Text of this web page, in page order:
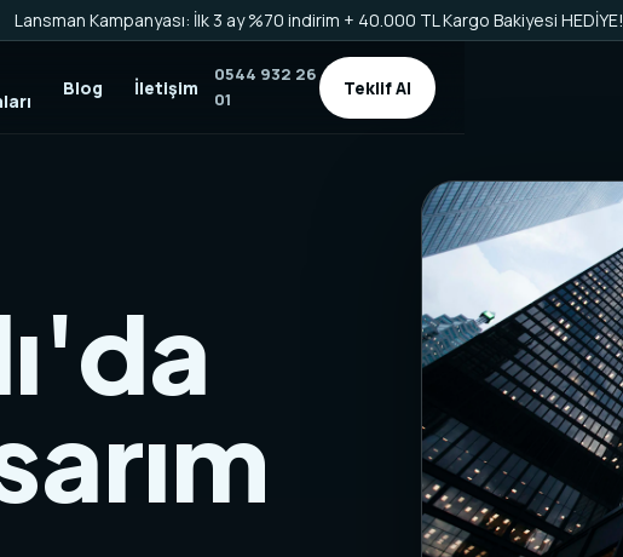
Lansman Kampanyası: İlk 3 ay %70 indirim + 40.000 TL Kargo Bakiyesi HEDİYE!
Blog İletişim
0544 932 26
01
Teklif Al